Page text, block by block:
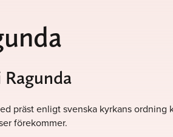
präst enligt svenska kyrkans
förekommer.